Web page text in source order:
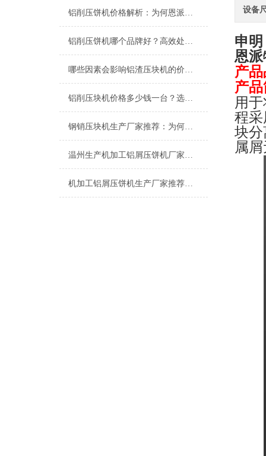
铝削压饼机价格解析：为何恩派特压饼机是性价比之选？
铝削压饼机哪个品牌好？高效处理就选恩派特压饼机！
哪些因素会影响铝渣压块机的价格？选购时推荐恩派特品牌
铝削压块机价格多少钱一台？选对品牌，让金属废料变身“聚宝盆”
钢销压块机生产厂家推荐：为何恩派特成为金属回收行业的优选品牌？
温州生产机加工铝屑压饼机厂家推荐：为什么恩派特是更明智的选择？
机加工铝屑压饼机生产厂家推荐：为何恩派特是您的优选伙伴？
设备
申
恩
产
产
用
程
块
属